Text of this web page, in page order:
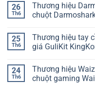
bàn
phím
Chilkey
nào?
Đánh
giá
có
tốt
không?
bình
luận
ở
bàn
phím
Kzzi
nào?
Đánh
giá
26
Th6
Thương hiệu
chuột
bình
luận
ở
Darmoshark
của
nước
25
Th6
Thương hiệu tay
giá GuliKit
bình
luận
ở
24
Th6
Thương hiệu
chuột gaming